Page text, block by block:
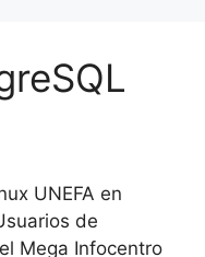
UNEFA en
de
Mega Infocentro